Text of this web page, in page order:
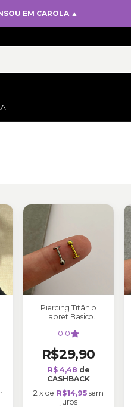
EM CAROLA ▲
Piercing Titânio
Labret Basico
0.0
R$29,90
R$ 4,48 de
CASHBACK
2 x de R$14,95 sem
juros